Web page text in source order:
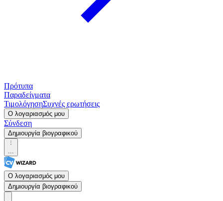
Πρότυπα
Παραδείγματα
ΤιμολόγησηΣυχνές ερωτήσεις
Ο λογαριασμός μου
Σύνδεση
Δημιουργία βιογραφικού
...
Ο λογαριασμός μου
Δημιουργία βιογραφικού